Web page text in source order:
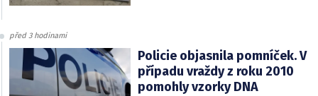
před 3 hodinami
Policie objasnila pomníček. V
případu vraždy z roku 2010
pomohly vzorky DNA